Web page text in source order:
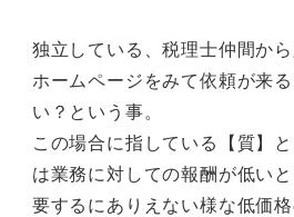
独立している、税理士仲間から
ホームページをみて依頼が来
い？という事。
この場合に指している【質】
は業務に対しての報酬が低いと
要するにありえない様な低価格